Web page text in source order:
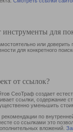
инструменты для
или
для конкретного
от ссылок?
СеоТраф создает
ссылки, содержание
уменьшить
по
со ссылками это
вложений.